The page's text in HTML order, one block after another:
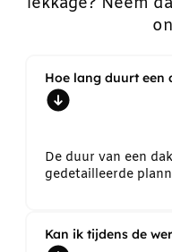
Hoe lang duurt een
De duur van een
gedetailleerde
Kan ik tijdens de